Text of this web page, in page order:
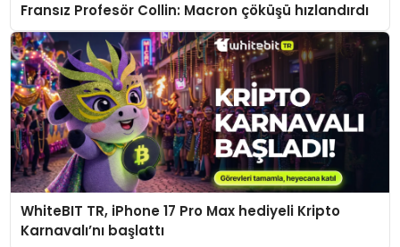
Fransız Profesör Collin: Macron çöküşü hızlandırdı
WhiteBIT TR, iPhone 17 Pro Max hediyeli Kripto
Karnavalı’nı başlattı